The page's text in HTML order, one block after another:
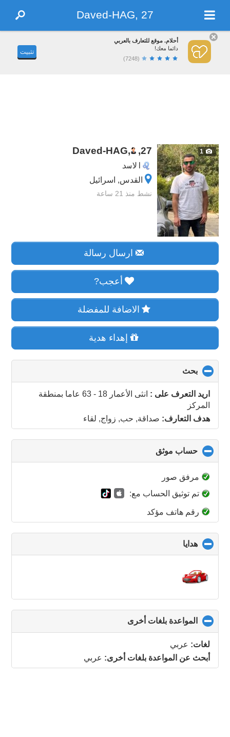
Daved-HAG, 27
أحلام. موقع للتعارف بالعربي
دائما معك!
(7248)
تثبيت
1
Daved-HAG, ,27
الاسد
القدس, اسرائيل
نشط منذ 21 ساعة
ارسال رسالة
أعجب?
الاضافة للمفضلة
إهداء هدية
بحث
to
collapse
contents
اريد التعرف على : انثى الأعمار 18 - 63 عاما
بمنطقة
المركز
هدف التعارف: صداقة, حب, زواج, لقاء
حساب موثق
to
مرفق صور
تم توثيق الحساب مع:
رقم هاتف مؤكد
هدايا
to
المواعدة بلغات أخرى
to
contents
لغات: عربي
أبحث عن المواعدة بلغات أخرى: عربي